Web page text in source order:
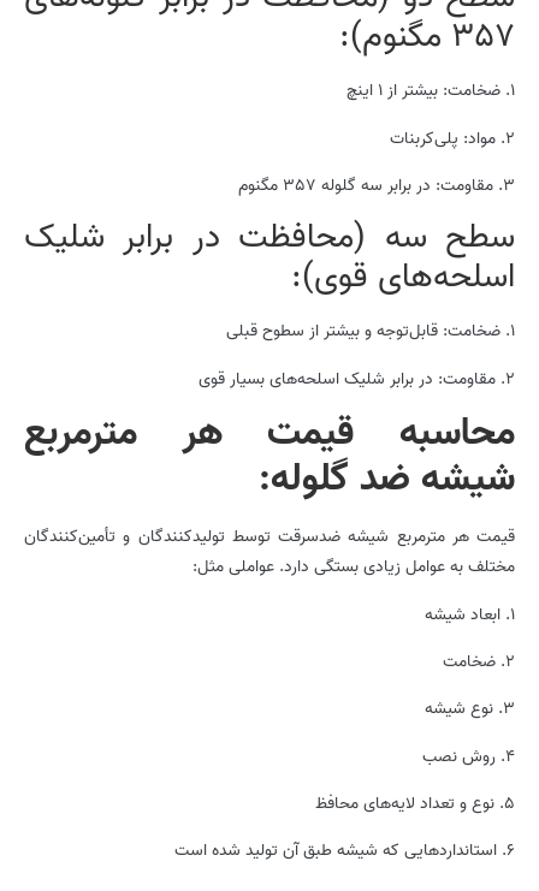
357 مگنوم):
1. ضخامت: بیشتر از 1 اینچ
2. مواد: پلی‌کربنات
3. مقاومت: در برابر سه گلوله 357 مگنوم
سطح سه (محافظت در برابر شلیک
اسلحه‌های قوی):
1. ضخامت: قابل‌توجه و بیشتر از سطوح قبلی
2. مقاومت: در برابر شلیک اسلحه‌های بسیار قوی
محاسبه قیمت هر مترمربع
شیشه­ ضد گلوله:
قیمت هر مترمربع شیشه ضدسرقت توسط تولیدکنندگان و تأمین‌کنندگان
مختلف به عوامل زیادی بستگی دارد. عواملی مثل:
1. ابعاد شیشه
2. ضخامت
3. نوع شیشه
4. روش نصب
5. نوع و تعداد لایه‌های محافظ
6. استانداردهایی که شیشه طبق آن تولید شده است